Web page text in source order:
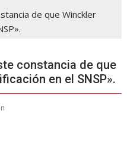
de que Winckler
constancia de que
en el SNSP».